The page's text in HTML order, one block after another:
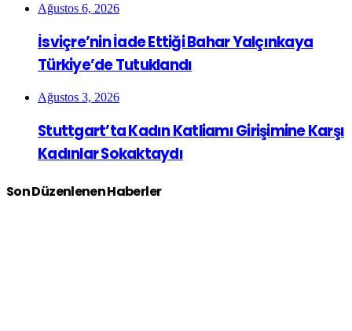
Ağustos 6, 2026
İsviçre’nin İade Ettiği Bahar Yalçınkaya
Türkiye’de Tutuklandı
Ağustos 3, 2026
Stuttgart’ta Kadın Katliamı Girişimine Karşı
Kadınlar Sokaktaydı
Son Düzenlenen Haberler